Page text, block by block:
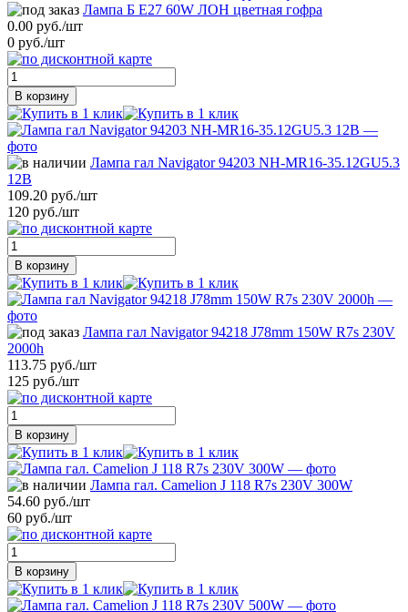
Лампа Б E27 60W ЛОН цветная гофра
0.00 руб./шт
0 руб./шт
В корзину
Лампа гал Navigator 94203 NH-MR16-35.12GU5.3
12В
109.20 руб./шт
120 руб./шт
В корзину
Лампа гал Navigator 94218 J78mm 150W R7s 230V
2000h
113.75 руб./шт
125 руб./шт
В корзину
Лампа гал. Camelion J 118 R7s 230V 300W
54.60 руб./шт
60 руб./шт
В корзину